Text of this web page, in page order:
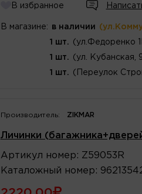
В избранное
В магазине: в наличии
1 шт. (ул.Федоренко
1 шт. (ул. Кубанская,
1 шт. (Переулок
Производитель: ZIKMAR
Личинки
Артикул номер : Z59053R
Каталожный номер :